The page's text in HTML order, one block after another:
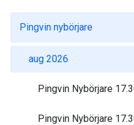
Pingvin nybörjare
aug 2026
Pingvin Nybörjare
Pingvin Nybörjare